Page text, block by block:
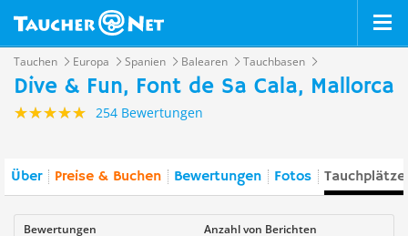
Tauchen Europa Spanien Balearen Tauchbasen
Dive & Fun, Font de Sa Cala, Mallorca
254 Bewertungen
Über Preise & Buchen Bewertungen Fotos
Bewertungen Anzahl von Berichten